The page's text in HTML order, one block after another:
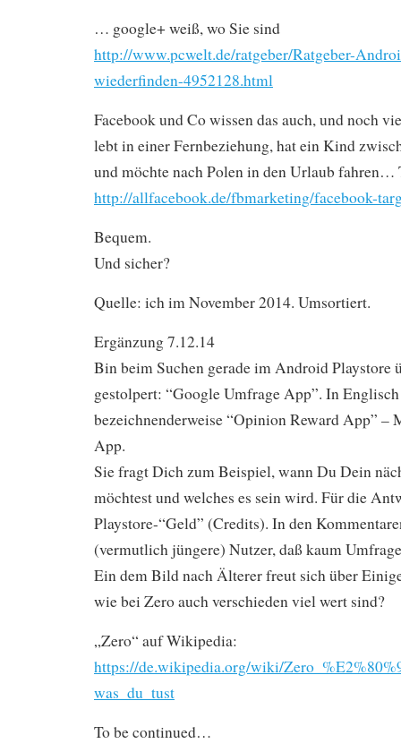
… google+ weiß, wo Sie sind
http://www.pcwelt.de/ratgeber/Ratgeber-
wiederfinden-4952128.html
Facebook und Co wissen das auch, und noch
lebt in einer Fernbeziehung, hat ein Kind
und möchte nach Polen in den Urlaub fahren…
http://allfacebook.de/fbmarketing/facebook-
Bequem.
Und sicher?
Quelle: ich im November 2014. Umsortiert.
Ergänzung 7.12.14
Bin beim Suchen gerade im Android Playstore
gestolpert: “Google Umfrage App”. In
bezeichnenderweise “Opinion Reward App” –
App.
Sie fragt Dich zum Beispiel, wann Du Dein
möchtest und welches es sein wird. Für die
Playstore-“Geld” (Credits). In den
(vermutlich jüngere) Nutzer, daß kaum
Ein dem Bild nach Älterer freut sich über
wie bei Zero auch verschieden viel wert sind?
„Zero“ auf Wikipedia:
https://de.wikipedia.org/wiki/
was_du_tust
To be continued…